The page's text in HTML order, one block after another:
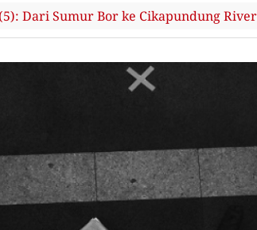
Dari Sumur Bor ke Cikapundung